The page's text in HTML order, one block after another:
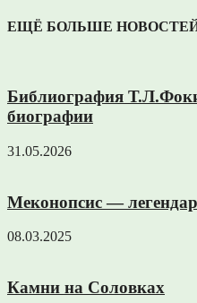
ЕЩЁ БОЛЬШЕ
Библиография
биографии
31.05.2026
Меконопсис —
08.03.2025
Камни на Соловках